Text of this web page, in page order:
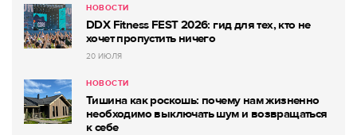
НОВОСТИ
DDX Fitness FEST 2026: гид для тех, кто не
хочет пропустить ничего
20 ИЮЛЯ
НОВОСТИ
Тишина как роскошь: почему нам жизненно
необходимо выключать шум и возвращаться
к себе